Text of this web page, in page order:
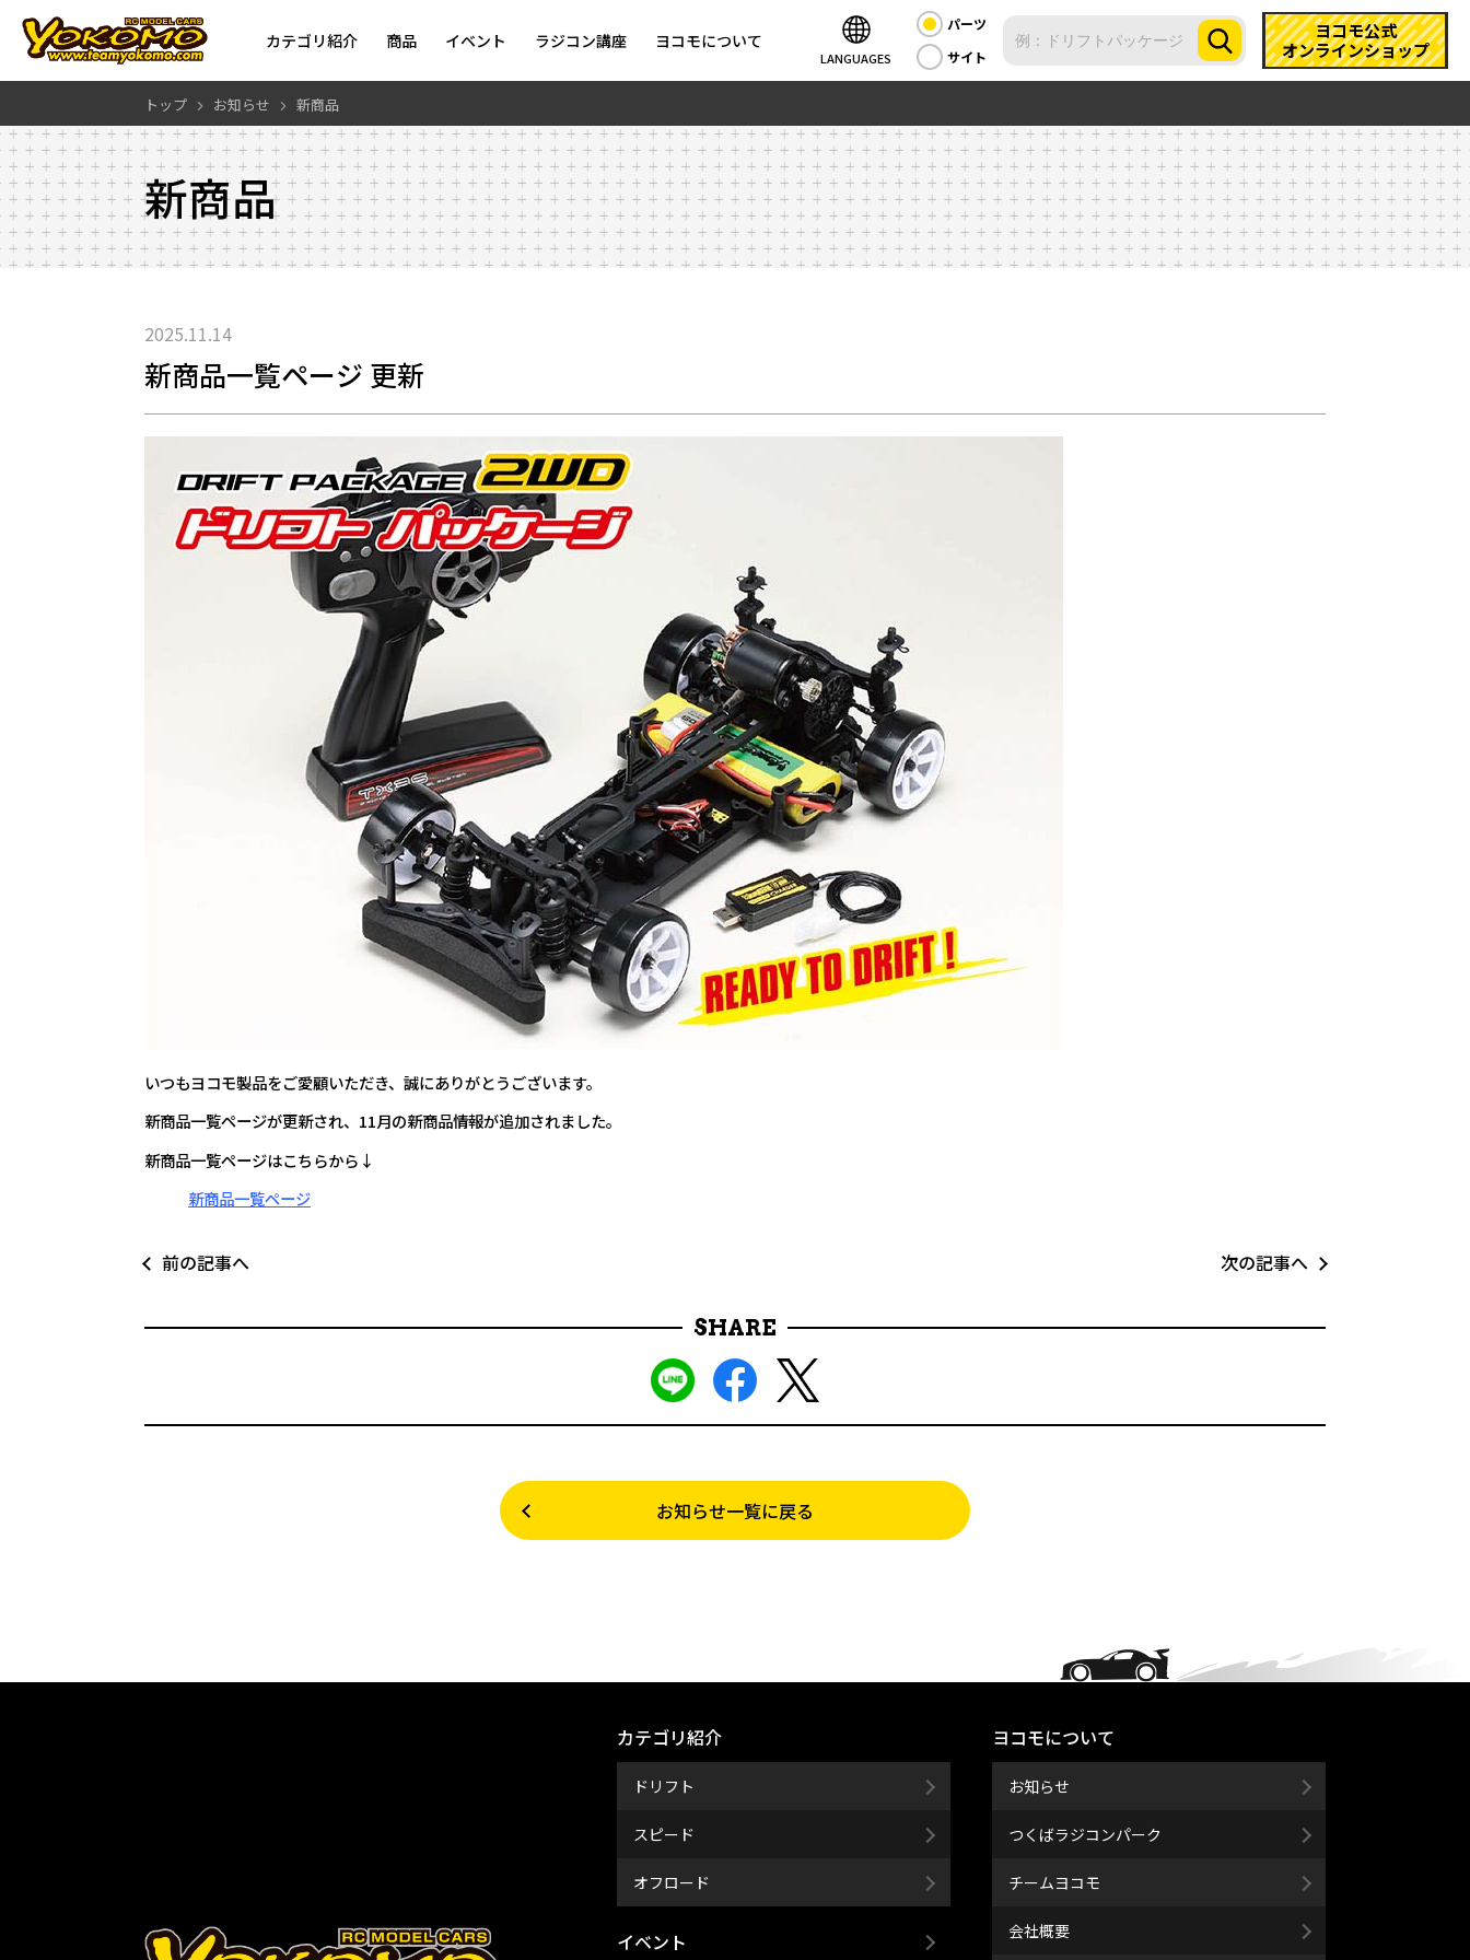
カテゴリ紹介 商品 イベント ラジコン講座 ヨコモについて
LANGUAGES
パーツ
サイト
ヨコモ公式
オンラインショップ
トップ お知らせ 新商品
新商品
2025.11.14
新商品一覧ページ 更新
いつもヨコモ製品をご愛顧いただき、誠にありがとうございます。
新商品一覧ページが更新され、11月の新商品情報が追加されました。
新商品一覧ページはこちらから↓
新商品一覧ページ
前の記事へ 次の記事へ
SHARE
お知らせ一覧に戻る
カテゴリ紹介
ドリフト
スピード
オフロード
イベント
ヨコモについて
お知らせ
つくばラジコンパーク
チームヨコモ
会社概要